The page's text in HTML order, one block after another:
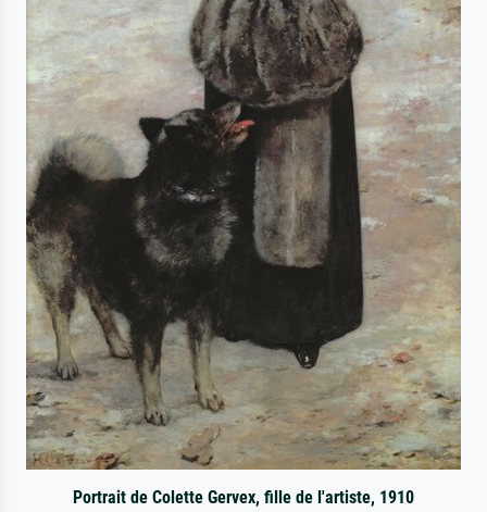
Portrait de Colette Gervex, fille de l'artiste, 1910